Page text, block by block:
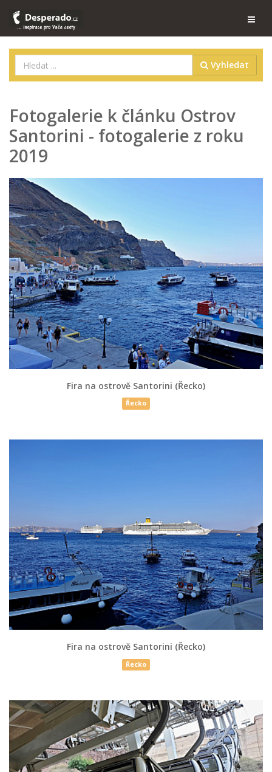
Vyhledat
Fotogalerie k článku Ostrov
Santorini - fotogalerie z roku
2019
Fira na ostrově Santorini (Řecko)
Řecko
Fira na ostrově Santorini (Řecko)
Řecko